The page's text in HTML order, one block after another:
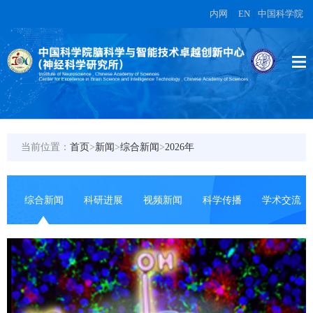
内网 EN 中国科学院
当前位置： 首页>新闻>综合新闻>2026年
综合新闻 科研进展 视频新闻 科学传播 学术交流